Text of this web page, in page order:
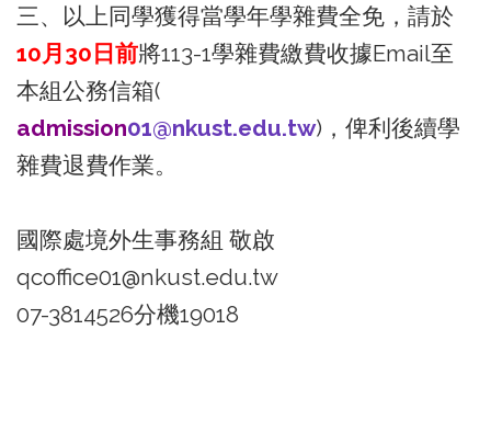
三、以上同學獲得當學年學雜費全免，請於
10月30日前將113-1學雜費繳費收據Email至
本組公務信箱(
admission01@nkust.edu.tw)，俾利後續學
雜費退費作業。
國際處境外生事務組 敬啟
qcoffice01@nkust.edu.tw
07-3814526分機19018